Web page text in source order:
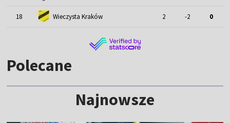
18 Wieczysta Kraków 2 -2 0
Polecane
Najnowsze